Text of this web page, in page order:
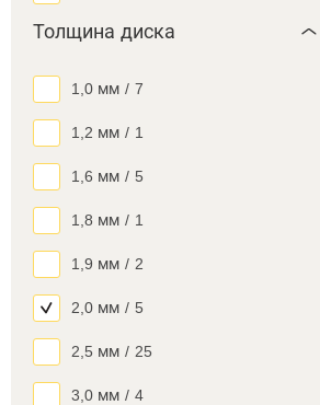
Толщина диска
1,0 мм / 7
1,2 мм / 1
1,6 мм / 5
1,8 мм / 1
1,9 мм / 2
2,0 мм / 5
2,5 мм / 25
3,0 мм / 4